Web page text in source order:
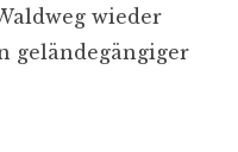
wieder
geländegängiger